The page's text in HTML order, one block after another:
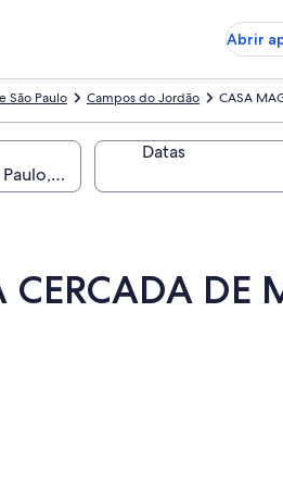
Abrir
CASA
Campos do Jordão
São Paulo
Datas
DE